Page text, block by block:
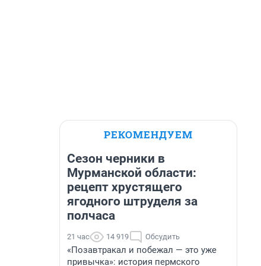
РЕКОМЕНДУЕМ
Сезон черники в
Мурманской области:
рецепт хрустящего
ягодного штруделя за
полчаса
21 час 14 919 Обсудить
«Позавтракал и побежал — это уже
привычка»: история пермского